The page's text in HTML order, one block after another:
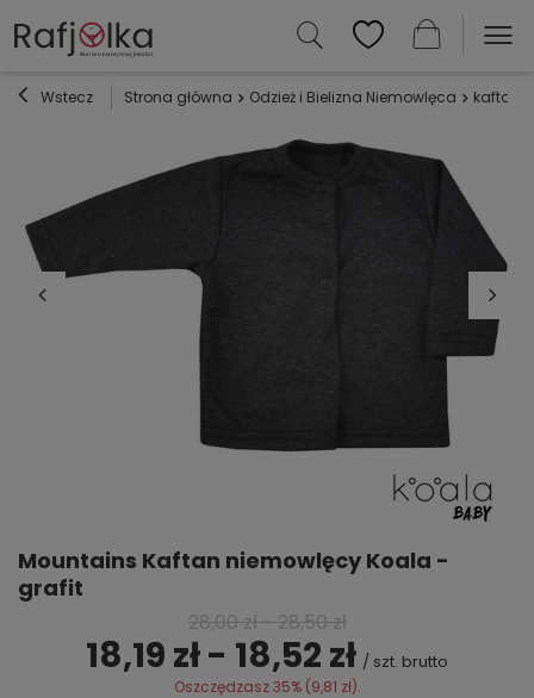
Wstecz Strona główna Odzież i Bielizna Niemowlęca
Mountains Kaftan niemowlęcy Koala -
grafit
28,00 zł-28,50 zł
18,19 zł - 18,52 zł / szt. brutto
Oszczędzasz35% (9,81 zł).